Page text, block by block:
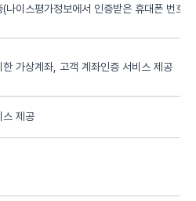
나이스평가정보에서 인증받은 휴대폰 번호
한 가상계좌, 고객 계좌인증 서비스 제공
스 제공